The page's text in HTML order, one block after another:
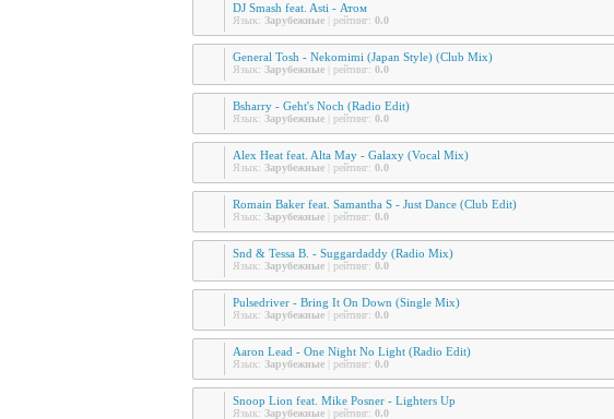
DJ Smash feat. Asti - Атом
Язык: Зарубежные | рейтинг: 0.0
General Tosh - Nekomimi (Japan Style) (Club Mix)
Язык: Зарубежные | рейтинг: 0.0
Bsharry - Geht's Noch (Radio Edit)
Язык: Зарубежные | рейтинг: 0.0
Alex Heat feat. Alta May - Galaxy (Vocal Mix)
Язык: Зарубежные | рейтинг: 0.0
Romain Baker feat. Samantha S - Just Dance (Club Edit)
Язык: Зарубежные | рейтинг: 0.0
Snd & Tessa B. - Suggardaddy (Radio Mix)
Язык: Зарубежные | рейтинг: 0.0
Pulsedriver - Bring It On Down (Single Mix)
Язык: Зарубежные | рейтинг: 0.0
Aaron Lead - One Night No Light (Radio Edit)
Язык: Зарубежные | рейтинг: 0.0
Snoop Lion feat. Mike Posner - Lighters Up
Язык: Зарубежные | рейтинг: 0.0